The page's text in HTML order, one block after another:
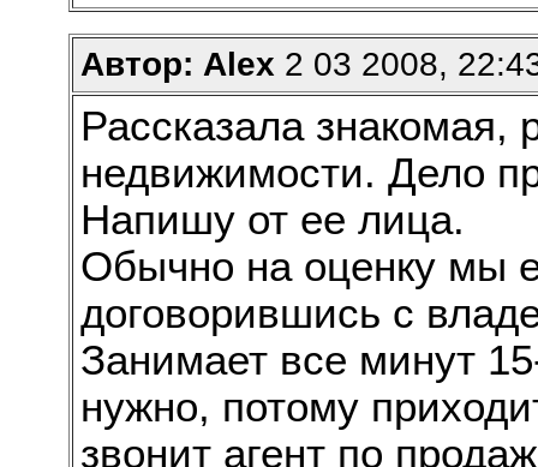
Автор: Alex 2 03 2008,
Рассказала знакомая,
недвижимости. Дело
Напишу от ее лица.
Обычно на оценку мы
договорившись с
Занимает все минут
нужно, потому
звонит агент по